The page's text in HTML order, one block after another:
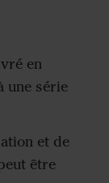
en
une série
et de
être